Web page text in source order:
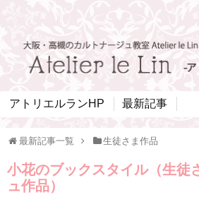
アトリエルランHP 最新記事
最新記事一覧 生徒さま作品
小花のブックスタイル（生徒
ュ作品）